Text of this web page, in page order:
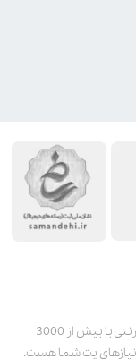
پت استور به عنوان یکی از قدیمی‌ترین پت شاپ های اینترنتی با بیش از 3000
نیازهای پت شما هست.